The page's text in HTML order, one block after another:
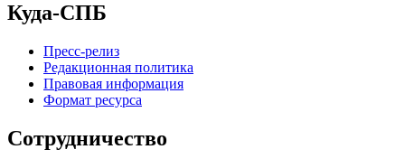
Куда-СПБ
Пресс-релиз
Редакционная политика
Правовая информация
Формат ресурса
Сотрудничество